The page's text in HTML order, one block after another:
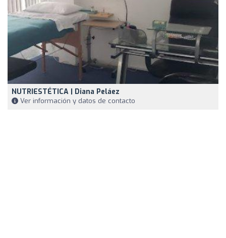
NUTRIESTÉTICA | Diana Peláez
Ver información y datos de contacto